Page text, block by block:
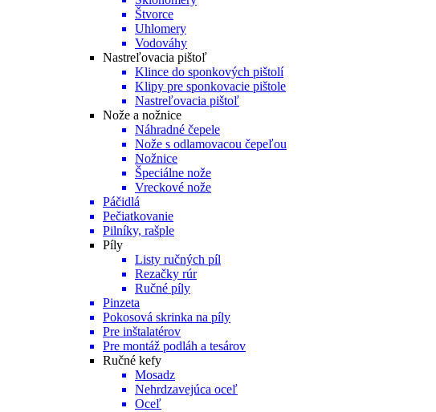
Štvorce
Uhlomery
Vodováhy
Nastreľovacia pištoľ
Klince do sponkových pištolí
Klipy pre sponkovacie pištole
Nastreľovacia pištoľ
Nože a nožnice
Náhradné čepele
Nože s odlamovacou čepeľou
Nožnice
Špeciálne nože
Vreckové nože
Páčidlá
Pečiatkovanie
Pilníky, rašple
Píly
Listy ručných píl
Rezačky rúr
Ručné píly
Pinzeta
Pokosová skrinka na píly
Pre inštalatérov
Pre montáž podláh a tesárov
Ručné kefy
Mosadz
Nehrdzavejúca oceľ
Oceľ